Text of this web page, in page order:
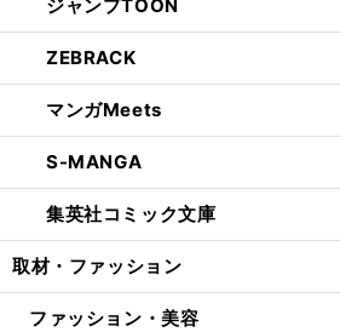
ジャンプTOON
ZEBRACK
マンガMeets
S-MANGA
集英社コミック文庫
取材・ファッション
ファッション・美容